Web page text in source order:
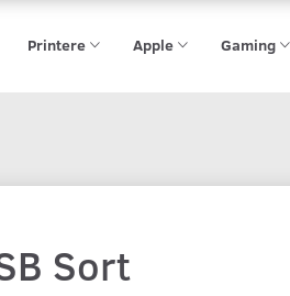
Printere Apple Gaming
Sort